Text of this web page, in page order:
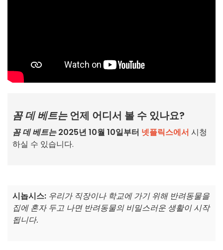
꼼 데 베트는언제 어디서 볼 수 있나요?
꼼 데 베트는 2025년 10월 10일부터 넷플릭스에서 시청
하실 수 있습니다.
시놉시스: 우리가 직장이나 학교에 가기 위해 반려동물을
집에 혼자 두고 나면 반려동물의 비밀스러운 생활이 시작
됩니다.